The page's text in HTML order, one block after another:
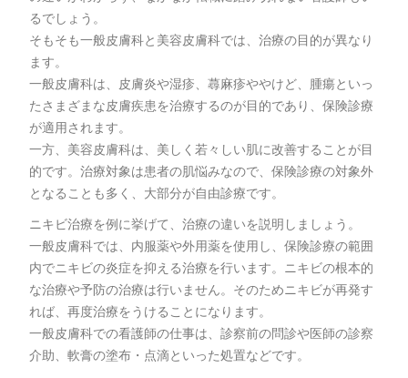
るでしょう。
そもそも一般皮膚科と美容皮膚科では、治療の目的が異なり
ます。
一般皮膚科は、皮膚炎や湿疹、蕁麻疹ややけど、腫瘍といっ
たさまざまな皮膚疾患を治療するのが目的であり、保険診療
が適用されます。
一方、美容皮膚科は、美しく若々しい肌に改善することが目
的です。治療対象は患者の肌悩みなので、保険診療の対象外
となることも多く、大部分が自由診療です。
ニキビ治療を例に挙げて、治療の違いを説明しましょう。
一般皮膚科では、内服薬や外用薬を使用し、保険診療の範囲
内でニキビの炎症を抑える治療を行います。ニキビの根本的
な治療や予防の治療は行いません。そのためニキビが再発す
れば、再度治療をうけることになります。
一般皮膚科での看護師の仕事は、診察前の問診や医師の診察
介助、軟膏の塗布・点滴といった処置などです。